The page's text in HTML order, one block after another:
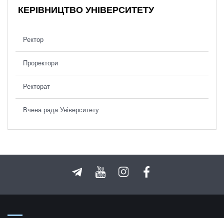
КЕРІВНИЦТВО УНІВЕРСИТЕТУ
Ректор
Проректори
Ректорат
Вчена рада Університету